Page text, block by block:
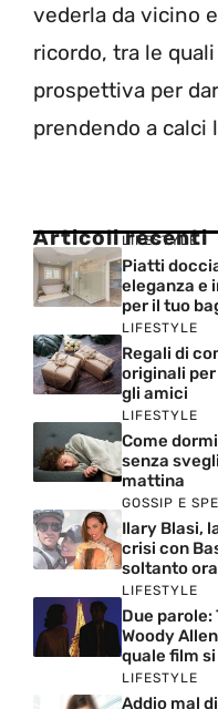
vederla da vicino
ricordo, tra le
prospettiva per
prendendo a calci
Articoli recenti
LIFESTYLE
Piatti
eleganza e
per il tuo
LIFESTYLE
Regali di
originali
gli amici
LIFESTYLE
Come
senza
mattina
GOSSIP E
Ilary Blasi,
crisi con
soltanto ora
LIFESTYLE
Due parole:
Woody
quale film
LIFESTYLE
Addio mal